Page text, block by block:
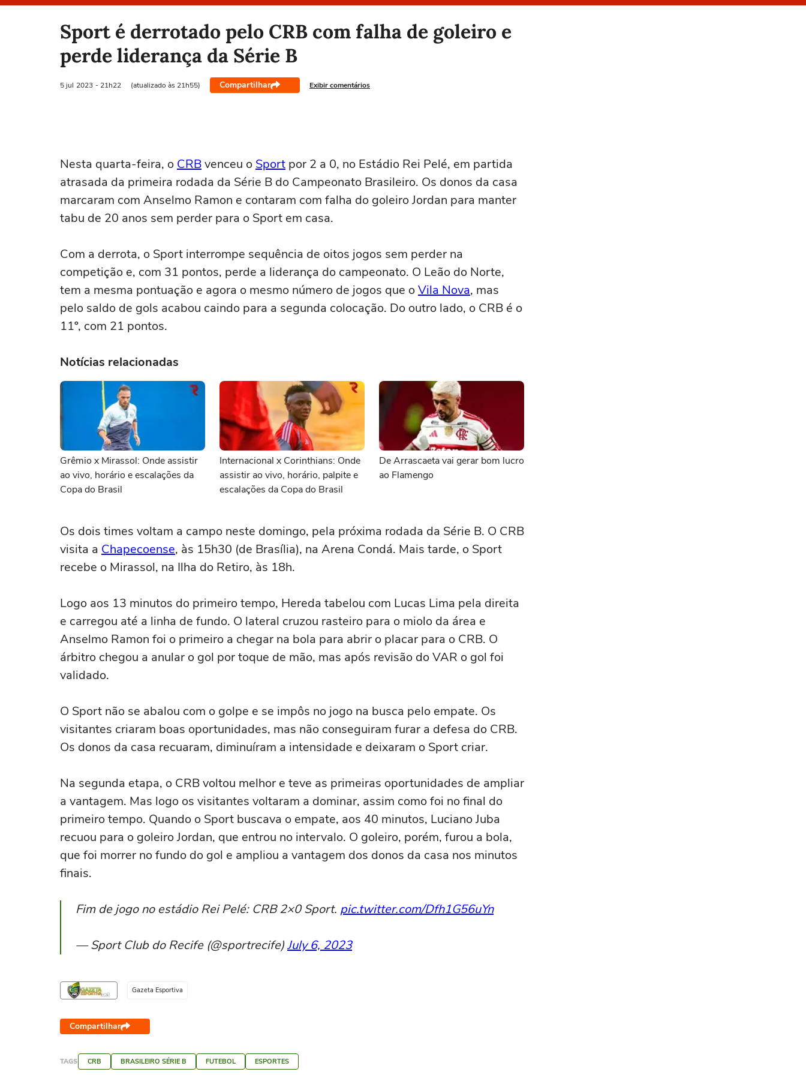
Selecione o time para ver as notícias
Sport é derrotado pelo CRB com falha de goleiro e
perde liderança da Série B
5 jul 2023 - 21h22 (atualizado às 21h55) Compartilhar Exibir comentários
Nesta quarta-feira, o CRBvenceu o Sport por 2 a 0, no Estádio Rei Pelé, em partida
atrasada da primeira rodada da Série B do Campeonato Brasileiro. Os donos da casa
marcaram com Anselmo Ramon e contaram com falha do goleiro Jordan para manter
tabu de 20 anos sem perder para o Sport em casa.
Com a derrota, o Sport interrompe sequência de oitos jogos sem perder na
competição e, com 31 pontos, perde a liderança do campeonato. O Leão do Norte,
tem a mesma pontuação e agora o mesmo número de jogos que oVila Nova, mas
pelo saldo de gols acabou caindo para a segunda colocação. Do outro lado, o CRB é o
11º, com 21 pontos.
Notícias relacionadas
Grêmio x Mirassol: Onde assistir
ao vivo, horário e escalações da
Copa do Brasil
Internacional x Corinthians: Onde
assistir ao vivo, horário, palpite e
escalações da Copa do Brasil
De Arrascaeta vai gerar bom lucro
ao Flamengo
Os dois times voltam a campo neste domingo, pela próxima rodada da Série B. O CRB
visita a Chapecoense, às 15h30 (de Brasília), na Arena Condá. Mais tarde, o Sport
recebe o Mirassol, na Ilha do Retiro, às 18h.
Logo aos 13 minutos do primeiro tempo, Hereda tabelou com Lucas Lima pela direita
e carregou até a linha de fundo. O lateral cruzou rasteiro para o miolo da área e
Anselmo Ramon foi o primeiro a chegar na bola para abrir o placar para o CRB. O
árbitro chegou a anular o gol por toque de mão, mas após revisão do VAR o gol foi
validado.
O Sport não se abalou com o golpe e se impôs no jogo na busca pelo empate. Os
visitantes criaram boas oportunidades, mas não conseguiram furar a defesa do CRB.
Os donos da casa recuaram, diminuíram a intensidade e deixaram o Sport criar.
Na segunda etapa, o CRB voltou melhor e teve as primeiras oportunidades de ampliar
a vantagem. Mas logo os visitantes voltaram a dominar, assim como foi no final do
primeiro tempo. Quando o Sport buscava o empate, aos 40 minutos, Luciano Juba
recuou para o goleiro Jordan, que entrou no intervalo. O goleiro, porém, furou a bola,
que foi morrer no fundo do gol e ampliou a vantagem dos donos da casa nos minutos
finais.
Fim de jogo no estádio Rei Pelé: CRB 2×0 Sport. pic.twitter.com/Dfh1G56uYn
— Sport Club do Recife (@sportrecife)July 6, 2023
Gazeta Esportiva
Compartilhar
TAGS CRB BRASILEIRO SÉRIE B FUTEBOL ESPORTES